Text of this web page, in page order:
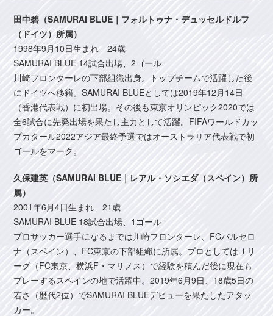
田中碧（SAMURAI BLUE｜フォルトゥナ・デュッセルドルフ
（ドイツ）所属）
1998年9月10日生まれ 24歳
SAMURAI BLUE 14試合出場、2ゴール
川崎フロンターレの下部組織出身。トップチームで活躍した後
にドイツへ移籍。SAMURAI BLUEとしては2019年12月14日
（香港代表戦）に初出場。その後も東京オリンピック2020では
全6試合に先発出場を果たし主力として活躍。FIFAワールドカッ
プカタール2022アジア最終予選ではオーストラリア代表戦で初
ゴールをマーク。
久保建英（SAMURAI BLUE｜レアル・ソシエダ（スペイン）所
属）
2001年6月4日生まれ 21歳
SAMURAI BLUE 18試合出場、1ゴール
プロサッカー選手になるまでは川崎フロンターレ、FCバルセロ
ナ（スペイン）、FC東京の下部組織に所属。プロとしてはＪリ
ーグ（FC東京、横浜F・マリノス）で経験を積んだ後に現在も
プレーするスペインの地で活躍中。2019年6月9日、18歳5日の
若さ（歴代2位）でSAMURAI BLUEデビューを果たしたアタッ
カー。